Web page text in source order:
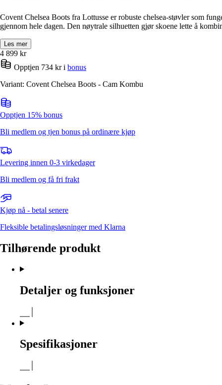
Covent Chelsea Boots fra Lottusse er robuste chelsea-støvler som
gjennom hele dagen. Den nøytrale silhuetten gjør skoene lette å
Les mer
4 899 kr
Opptjen 734 kr i bonus
Variant: Covent Chelsea Boots - Cam Kombu
Opptjen 15% bonus
Bli medlem og tjen bonus på ordinære kjøp
Levering innen 0-3 virkedager
Bli medlem og få fri frakt
Kjøp nå - betal senere
Fleksible betalingsløsninger med Klarna
Tilhørende produkt
Detaljer og funksjoner
Spesifikasjoner